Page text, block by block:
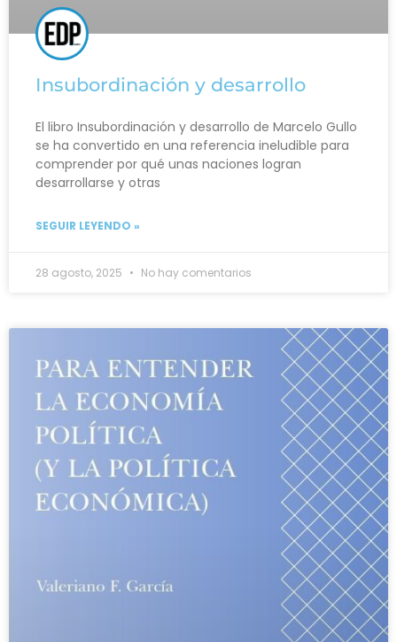
Insubordinación y desarrollo
El libro Insubordinación y desarrollo de Marcelo Gullo
se ha convertido en una referencia ineludible para
comprender por qué unas naciones logran
desarrollarse y otras
SEGUIR LEYENDO »
28 agosto, 2025 No hay comentarios